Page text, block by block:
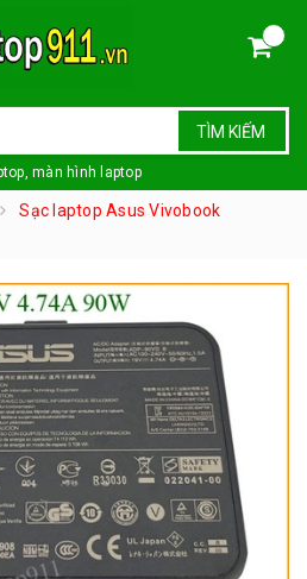
TÌM KIẾM
màn hình laptop
Sạc laptop Asus Vivobook